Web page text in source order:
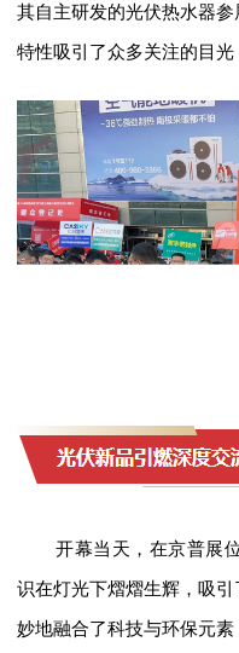
其自主研发的光伏热水器
特性吸引了众多关注的目光
开幕当天，在京普展
识在灯光下熠熠生辉，吸引
妙地融合了科技与环保元